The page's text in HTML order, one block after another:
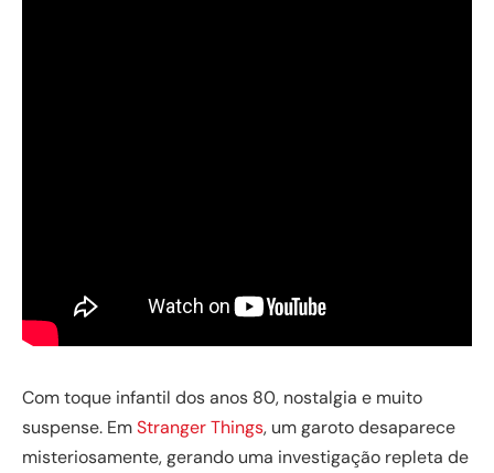
Com toque infantil dos anos 80, nostalgia e muito
suspense. EmStranger Things, um garoto desaparece
misteriosamente, gerando uma investigação repleta de